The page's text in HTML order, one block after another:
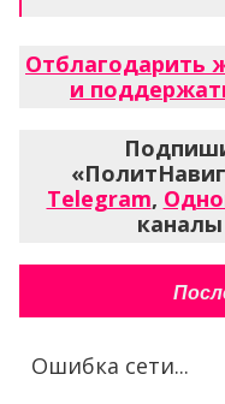
Отблагодарить
и
Telegram,
каналы
Ошибка сети...